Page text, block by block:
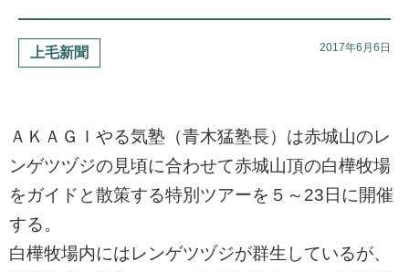
上毛新聞 2017年6月6日
ＡＫＡＧＩやる気塾（青木猛塾長）は赤城山のレ
ンゲツヅジの見頃に合わせて赤城山頂の白樺牧場
をガイドと散策する特別ツアーを５～23日に開催
する。
白樺牧場内にはレンゲツヅジが群生しているが、